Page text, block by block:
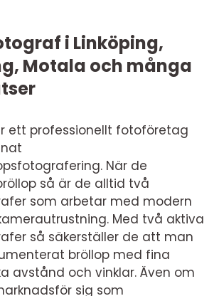
i Linköping,
Motala och många
ett professionellt fotoföretag
När de
så är de alltid två
som arbetar med modern
Med två aktiva
så säkerställer de att man
bröllop med fina
avstånd och vinklar. Även om
sig som